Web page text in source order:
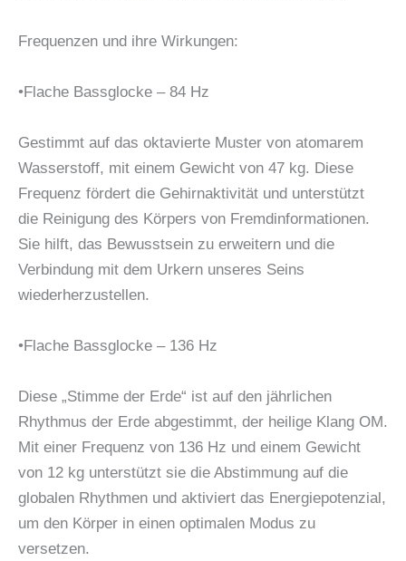
Frequenzen und ihre Wirkungen:
•Flache Bassglocke – 84 Hz
Gestimmt auf das oktavierte Muster von atomarem
Wasserstoff, mit einem Gewicht von 47 kg. Diese
Frequenz fördert die Gehirnaktivität und unterstützt
die Reinigung des Körpers von Fremdinformationen.
Sie hilft, das Bewusstsein zu erweitern und die
Verbindung mit dem Urkern unseres Seins
wiederherzustellen.
•Flache Bassglocke – 136 Hz
Diese „Stimme der Erde“ ist auf den jährlichen
Rhythmus der Erde abgestimmt, der heilige Klang OM.
Mit einer Frequenz von 136 Hz und einem Gewicht
von 12 kg unterstützt sie die Abstimmung auf die
globalen Rhythmen und aktiviert das Energiepotenzial,
um den Körper in einen optimalen Modus zu
versetzen.